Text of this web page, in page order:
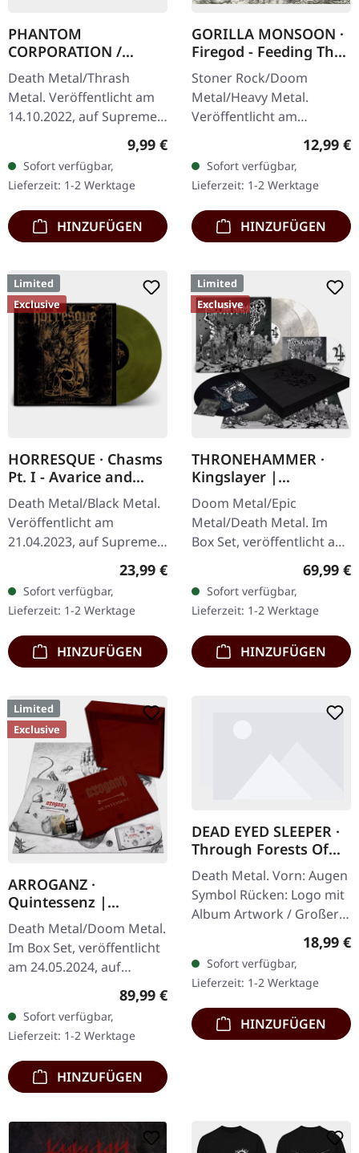
PHANTOM
CORPORATION /
HARROWED · Split |
DIGIPAK CD
Death Metal/Thrash
Metal. Veröffentlicht am
14.10.2022, auf Supreme
Chaos Records. Wende-
DigiPak mit je einer Band
auf einer Seite und 8-
seitigem…
Regulärer Preis:
9,99 €
Sofort verfügbar,
Lieferzeit: 1-2 Werktage
HINZUFÜGEN
GORILLA MONSOON ·
Firegod - Feeding The
Beast | CD
Stoner Rock/Doom
Metal/Heavy Metal.
Veröffentlicht am
11.05.2018, auf Supreme
Chaos Records. CD im
Jewelcase mit 8-seitigem
Booklet. Das dritte
Album…
12,99 €
Sofort verfügbar,
Lieferzeit: 1-2 Werktage
HINZUFÜGEN
Limited
Exclusive
HORRESQUE · Chasms
Pt. I - Avarice and
Retribution |
YELLOW/BLACK LP
Death Metal/Black Metal.
Veröffentlicht am
21.04.2023, auf Supreme
Dunkelgelb/Schwarz
marmoriertes Vinyl im
schweren Cover…
Regulärer Preis:
23,99 €
Sofort verfügbar,
Lieferzeit: 1-2 Werktage
HINZUFÜGEN
Limited
Exclusive
THRONEHAMMER ·
Kingslayer |
EXCLUSIVE BOX SET
Doom Metal/Epic
Metal/Death Metal. Im
Box Set, veröffentlicht am
24.11.2023, auf Supreme
Chaos Records. Schwere
Holzbox mit speziellem
Schwarz in…
69,99 €
Sofort verfügbar,
Lieferzeit: 1-2 Werktage
HINZUFÜGEN
Limited
Exclusive
ARROGANZ ·
Quintessenz |
WOODEN BOX SET
Death Metal/Doom Metal.
Im Box Set, veröffentlicht
am 24.05.2024, auf
Supreme Chaos Records.
handgearbeitete Holzbox
mit graviertem…
Regulärer Preis:
89,99 €
Sofort verfügbar,
Lieferzeit: 1-2 Werktage
HINZUFÜGEN
DEAD EYED SLEEPER ·
Through Forests Of
Nonentities Bug Zip |
HSW ZIP L
Death Metal. Vorn: Augen
Symbol Rücken: Logo mit
Album Artwork / Großer
stilisierter Käfer 80%
Baumwolle, 20% Polyester
18,99 €
Sofort verfügbar,
Lieferzeit: 1-2 Werktage
HINZUFÜGEN